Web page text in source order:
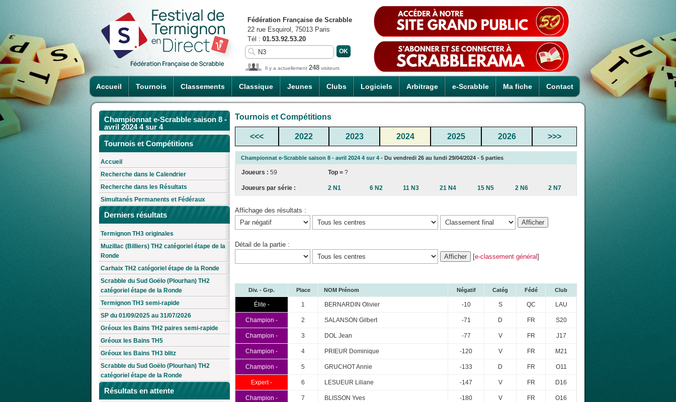
Accueil Tournois Classements Classique Jeunes Clubs Logiciels Arbitrage e-Scrabble Ma fiche Contact
Fédération Française de Scrabble
22 rue Esquirol, 75013 Paris
Tél : 01.53.92.53.20
Il y a actuellement 248 visiteurs
Championnat e-Scrabble saison 8 -
avril 2024 4 sur 4
Tournois et Compétitions
Accueil
Recherche dans le Calendrier
Recherche dans les Résultats
Simultanés Permanents et Fédéraux
Derniers résultats
Termignon TH3 originales
Muzillac (Billiers) TH2 catégoriel étape de la
Ronde
Carhaix TH2 catégoriel étape de la Ronde
Scrabble du Sud Goëlo (Plourhan) TH2
catégoriel étape de la Ronde
Termignon TH3 semi-rapide
SP du 01/09/2025 au 31/07/2026
Gréoux les Bains TH2 paires semi-rapide
Gréoux les Bains TH5
Gréoux les Bains TH3 blitz
Scrabble du Sud Goëlo (Plourhan) TH2
catégoriel étape de la Ronde
Résultats en attente
Tournois et Compétitions
<<< 2022 2023 2024 2025 2026 >>>
Championnat e-Scrabble saison 8 - avril 2024 4 sur 4 - Du vendredi 26 au lundi 29/04/2024 - 5 parties
Joueurs : 59 Top = ?
Joueurs par série : 2 N1 6 N2 11 N3 21 N4 15 N5 2 N6 2 N7
Affichage des résultats :
Détail de la partie :
[e-classement général ]
Div. - Grp. Place NOM Prénom Négatif Catég Fédé Club
Élite - 1 BERNARDIN Olivier -10 S QC LAU
Champion - 2 SALANSON Gilbert -71 D FR S20
Champion - 3 DOL Jean -77 V FR J17
Champion - 4 PRIEUR Dominique -120 V FR M21
Champion - 5 GRUCHOT Annie -133 D FR O11
Expert - 6 LESUEUR Liliane -147 V FR D16
Champion - 7 BLISSON Yves -180 V FR O16